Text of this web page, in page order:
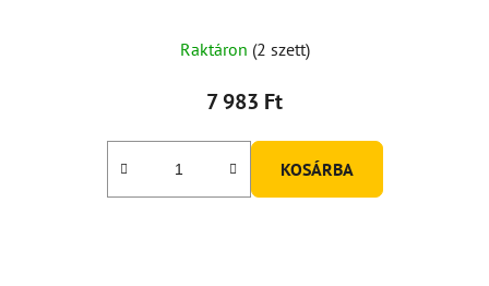
Raktáron (2 szett)
7 983 Ft
KOSÁRBA